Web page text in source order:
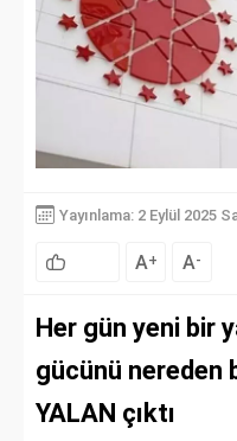
Yayınlama: 2 Eylül 2025
A+ A-
Her gün yeni bir
gücünü nereden
YALAN çıktı